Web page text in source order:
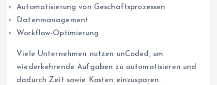
Automatisierung von Geschäftsprozessen
Datenmanagement
Workflow-Optimierung
Viele Unternehmen nutzen unCoded, um
wiederkehrende Aufgaben zu automatisieren und
dadurch Zeit sowie Kosten einzusparen.